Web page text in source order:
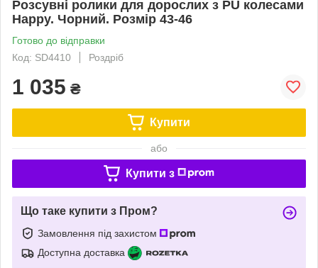
Розсувні ролики для дорослих з PU колесами
Happy. Чорний. Розмір 43-46
Готово до відправки
Код: SD4410
Роздріб
1 035 ₴
Купити
або
Купити з
Що таке купити з Пром?
Замовлення під захистом
Доступна доставка